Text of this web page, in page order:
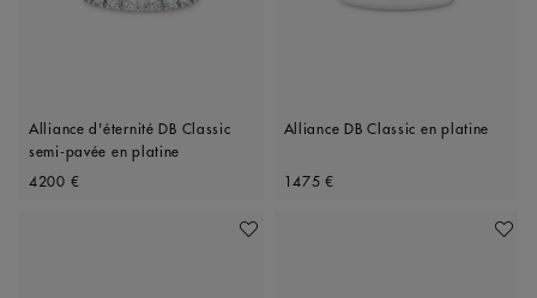
Alliance d'éternité DB Classic
semi-pavée en platine
Original price
4200 €
Alliance DB Classic en platine
Original price
1475 €
Ajouter À Ma Wishlist